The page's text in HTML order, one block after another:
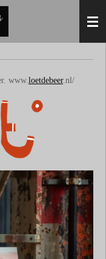
www.loetdebeer.nl/